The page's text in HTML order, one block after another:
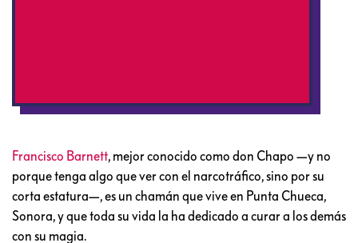
Francisco Barnett, mejor conocido como don Chapo —y no
porque tenga algo que ver con el narcotráfico, sino por su
corta estatura—, es un chamán que vive en Punta Chueca,
Sonora, y que toda su vida la ha dedicado a curar a los demás
con su magia.